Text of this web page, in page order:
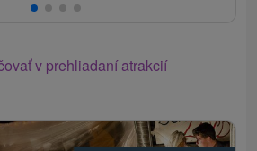
v prehliadaní atrakcií